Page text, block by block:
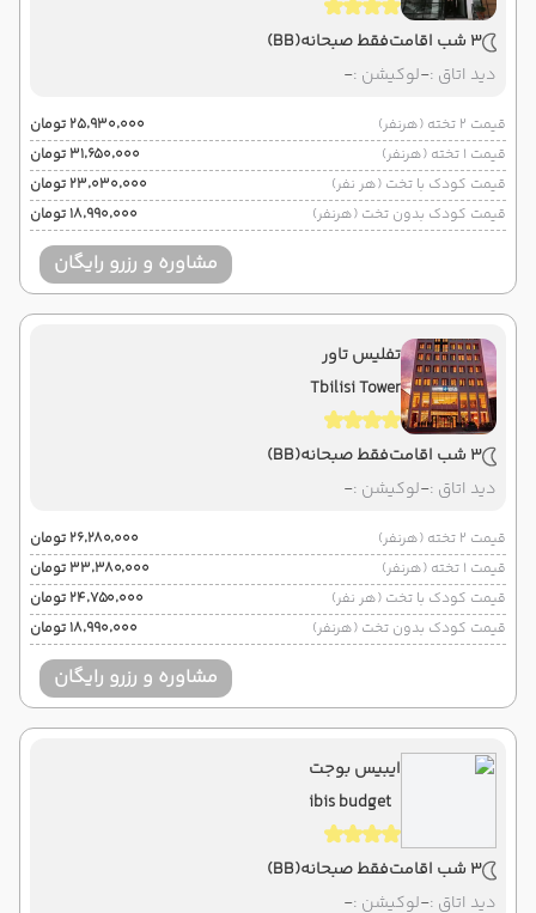
3 شب اقامت فقط صبحانه(BB)
دید اتاق :-لوکیشن :-
قیمت 2 تخته (هرنفر)
۲۵٬۹۳۰٬۰۰۰ تومان
قیمت 1 تخته (هرنفر)
۳۱٬۶۵۰٬۰۰۰ تومان
قیمت کودک با تخت (هر نفر)
۲۳٬۰۳۰٬۰۰۰ تومان
قیمت کودک بدون تخت (هرنفر)
۱۸٬۹۹۰٬۰۰۰ تومان
مشاوره و رزرو رایگان
تفلیس تاور
Tbilisi Tower
3 شب اقامت فقط صبحانه(BB)
دید اتاق :-لوکیشن :-
قیمت 2 تخته (هرنفر)
۲۶٬۲۸۰٬۰۰۰ تومان
قیمت 1 تخته (هرنفر)
۳۳٬۳۸۰٬۰۰۰ تومان
قیمت کودک با تخت (هر نفر)
۲۴٬۷۵۰٬۰۰۰ تومان
قیمت کودک بدون تخت (هرنفر)
۱۸٬۹۹۰٬۰۰۰ تومان
مشاوره و رزرو رایگان
ایبیس بوجت
ibis budget
3 شب اقامت فقط صبحانه(BB)
دید اتاق :-لوکیشن :-